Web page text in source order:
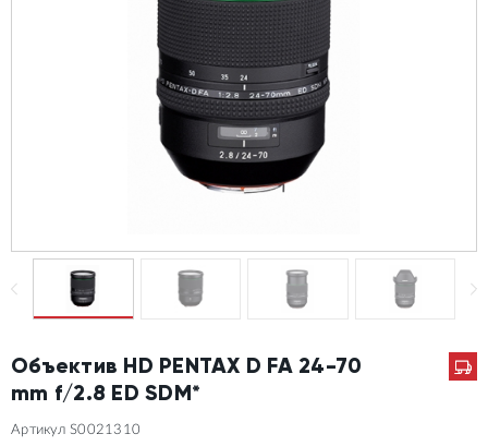
Объектив HD PENTAX D FA 24-70
mm f/2.8 ED SDM*
Артикул S0021310